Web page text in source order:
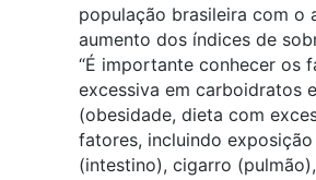
população brasileira com o
aumento dos índices de
“É importante conhecer os
excessiva em carboidratos
(obesidade, dieta com
fatores, incluindo
(intestino), cigarro